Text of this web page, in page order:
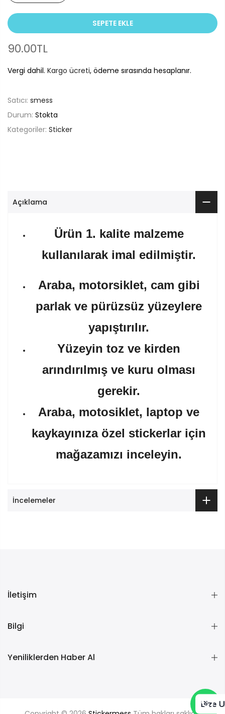
SEPETE EKLE
90.00TL
Vergi dahil. Kargo ücreti, ödeme sırasında hesaplanır.
Satıcı: smess
Durum: Stokta
Kategoriler: Sticker
Açıklama
Ürün 1. kalite malzeme
kullanılarak imal edilmiştir.
Araba, motorsiklet, cam gibi
parlak ve pürüzsüz yüzeylere
yapıştırılır.
Yüzeyin toz ve kirden
arındırılmış ve kuru olması
gerekir.
Araba, motosiklet, laptop ve
kaykayınıza özel stickerlar için
mağazamızı inceleyin.
İncelemeler
İletişim
Bilgi
Yeniliklerden Haber Al
Bize